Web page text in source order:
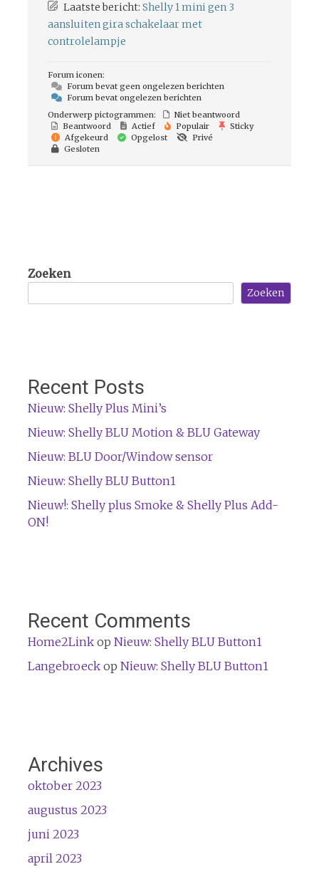
Laatste bericht: Shelly 1 mini gen 3
aansluiten gira schakelaar met
controlelampje
Forum iconen:
Forum bevat geen ongelezen berichten
Forum bevat ongelezen berichten
Onderwerp pictogrammen:
Niet beantwoord
Beantwoord
Actief Populair
Sticky
Afgekeurd
Opgelost
Privé
Gesloten
Zoeken
Zoeken
Recent Posts
Nieuw: Shelly Plus Mini’s
Nieuw: Shelly BLU Motion & BLU Gateway
Nieuw: BLU Door/Window sensor
Nieuw: Shelly BLU Button1
Nieuw!: Shelly plus Smoke & Shelly Plus Add-
ON!
Recent Comments
Home2Linkop Nieuw: Shelly BLU Button1
Langebroeckop Nieuw: Shelly BLU Button1
Archives
oktober 2023
augustus 2023
juni 2023
april 2023